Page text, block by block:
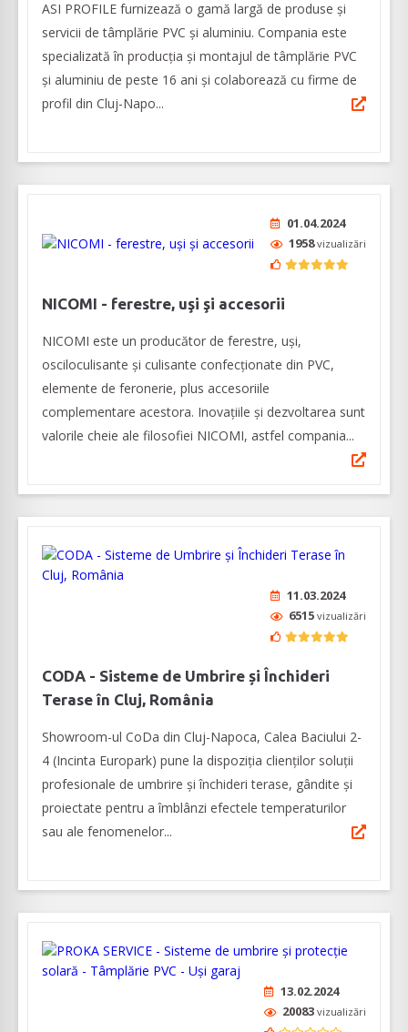
ASI PROFILE furnizează o gamă largă de produse și
servicii de tâmplărie PVC și aluminiu. Compania este
specializată în producția și montajul de tâmplărie PVC
și aluminiu de peste 16 ani și colaborează cu firme de
profil din Cluj-Napo...
01.04.2024
1958vizualizări
NICOMI - ferestre, uşi şi accesorii
NICOMI este un producător de ferestre, uși,
osciloculisante și culisante confecționate din PVC,
elemente de feronerie, plus accesoriile
complementare acestora. Inovațiile și dezvoltarea sunt
valorile cheie ale filosofiei NICOMI, astfel compania...
11.03.2024
6515 vizualizări
CODA - Sisteme de Umbrire și Închideri
Terase în Cluj, România
Showroom-ul CoDa din Cluj-Napoca, Calea Baciului 2-
4 (Incinta Europark) pune la dispoziția clienților soluții
profesionale de umbrire și închideri terase, gândite și
proiectate pentru a îmblânzi efectele temperaturilor
sau ale fenomenelor...
13.02.2024
20083 vizualizări